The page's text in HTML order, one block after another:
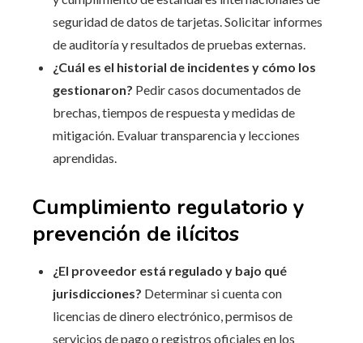
seguridad de datos de tarjetas. Solicitar informes
de auditoría y resultados de pruebas externas.
¿Cuál es el historial de incidentes y cómo los
gestionaron? Pedir casos documentados de
brechas, tiempos de respuesta y medidas de
mitigación. Evaluar transparencia y lecciones
aprendidas.
Cumplimiento regulatorio y
prevención de ilícitos
¿El proveedor está regulado y bajo qué
jurisdicciones? Determinar si cuenta con
licencias de dinero electrónico, permisos de
servicios de pago o registros oficiales en los